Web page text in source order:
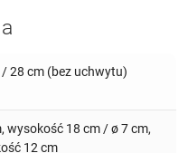
28 cm (bez uchwytu)
wysokość 18 cm / ø 7 cm,
12 cm